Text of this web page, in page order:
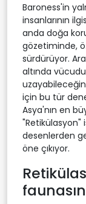
Baroness'in
insanlarının
anda doğa
gözetiminde,
sürdürüyor.
altında
için bu tür
Asya'nın en
"Retikülasyon"
desenlerden
öne çıkıyor.